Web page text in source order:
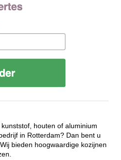
houten of aluminium
in Rotterdam? Dan bent u
bieden hoogwaardige kozijnen